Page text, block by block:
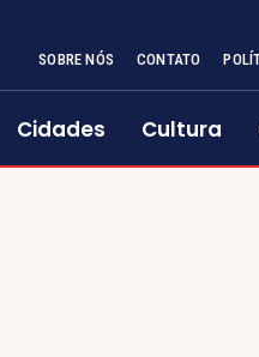
SOBRE NÓS CONTATO
Cidades Cultura